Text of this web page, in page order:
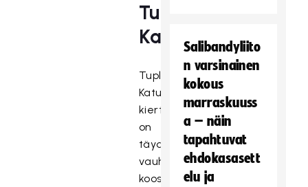
Tupla+
Katusähly
Tupla+
Katusähly-
kiertue
on
täydessä
vauhdissa! Kiertue
koostuu
Salibandyliito
n varsinainen
kokous
marraskuuss
a – näin
tapahtuvat
ehdokasasett
elu ja